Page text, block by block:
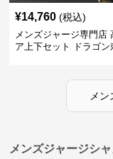
¥14,760 (税込)
メンズジャージ専門店
ア上下セット ドラゴン
メ
メンズジャージシ